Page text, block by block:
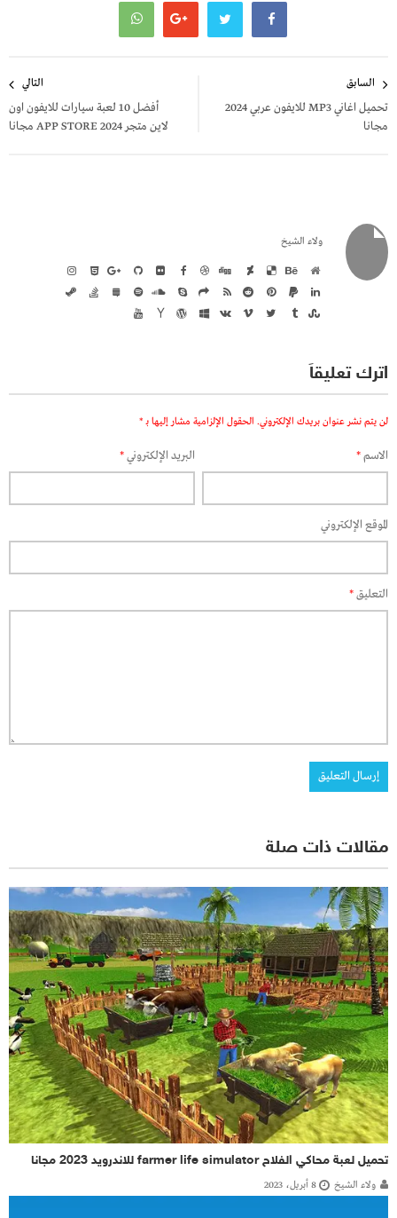
المقالات
السابق
تحميل اغاني MP3 للايفون عربي 2024
مجانا
التالي
أفضل 10 لعبة سيارات للايفون اون
لاين متجر APP STORE 2024 مجانا
ولاء الشيخ
اترك تعليقاً
لن يتم نشر عنوان بريدك الإلكتروني. الحقول الإلزامية مشار إليها بـ *
الاسم* البريد الإلكتروني*
الموقع الإلكتروني
التعليق*
مقالات ذات صلة
تحميل لعبة محاكي الفلاح farmer life simulator للاندرويد 2023 مجانا
ولاء الشيخ 8 أبريل، 2023